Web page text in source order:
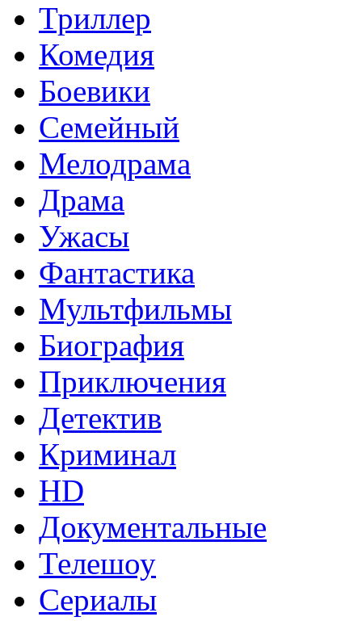
Триллер
Комедия
Боевики
Семейный
Мелодрама
Драма
Ужасы
Фантастика
Мультфильмы
Биография
Приключения
Детектив
Криминал
HD
Документальные
Телешоу
Сериалы